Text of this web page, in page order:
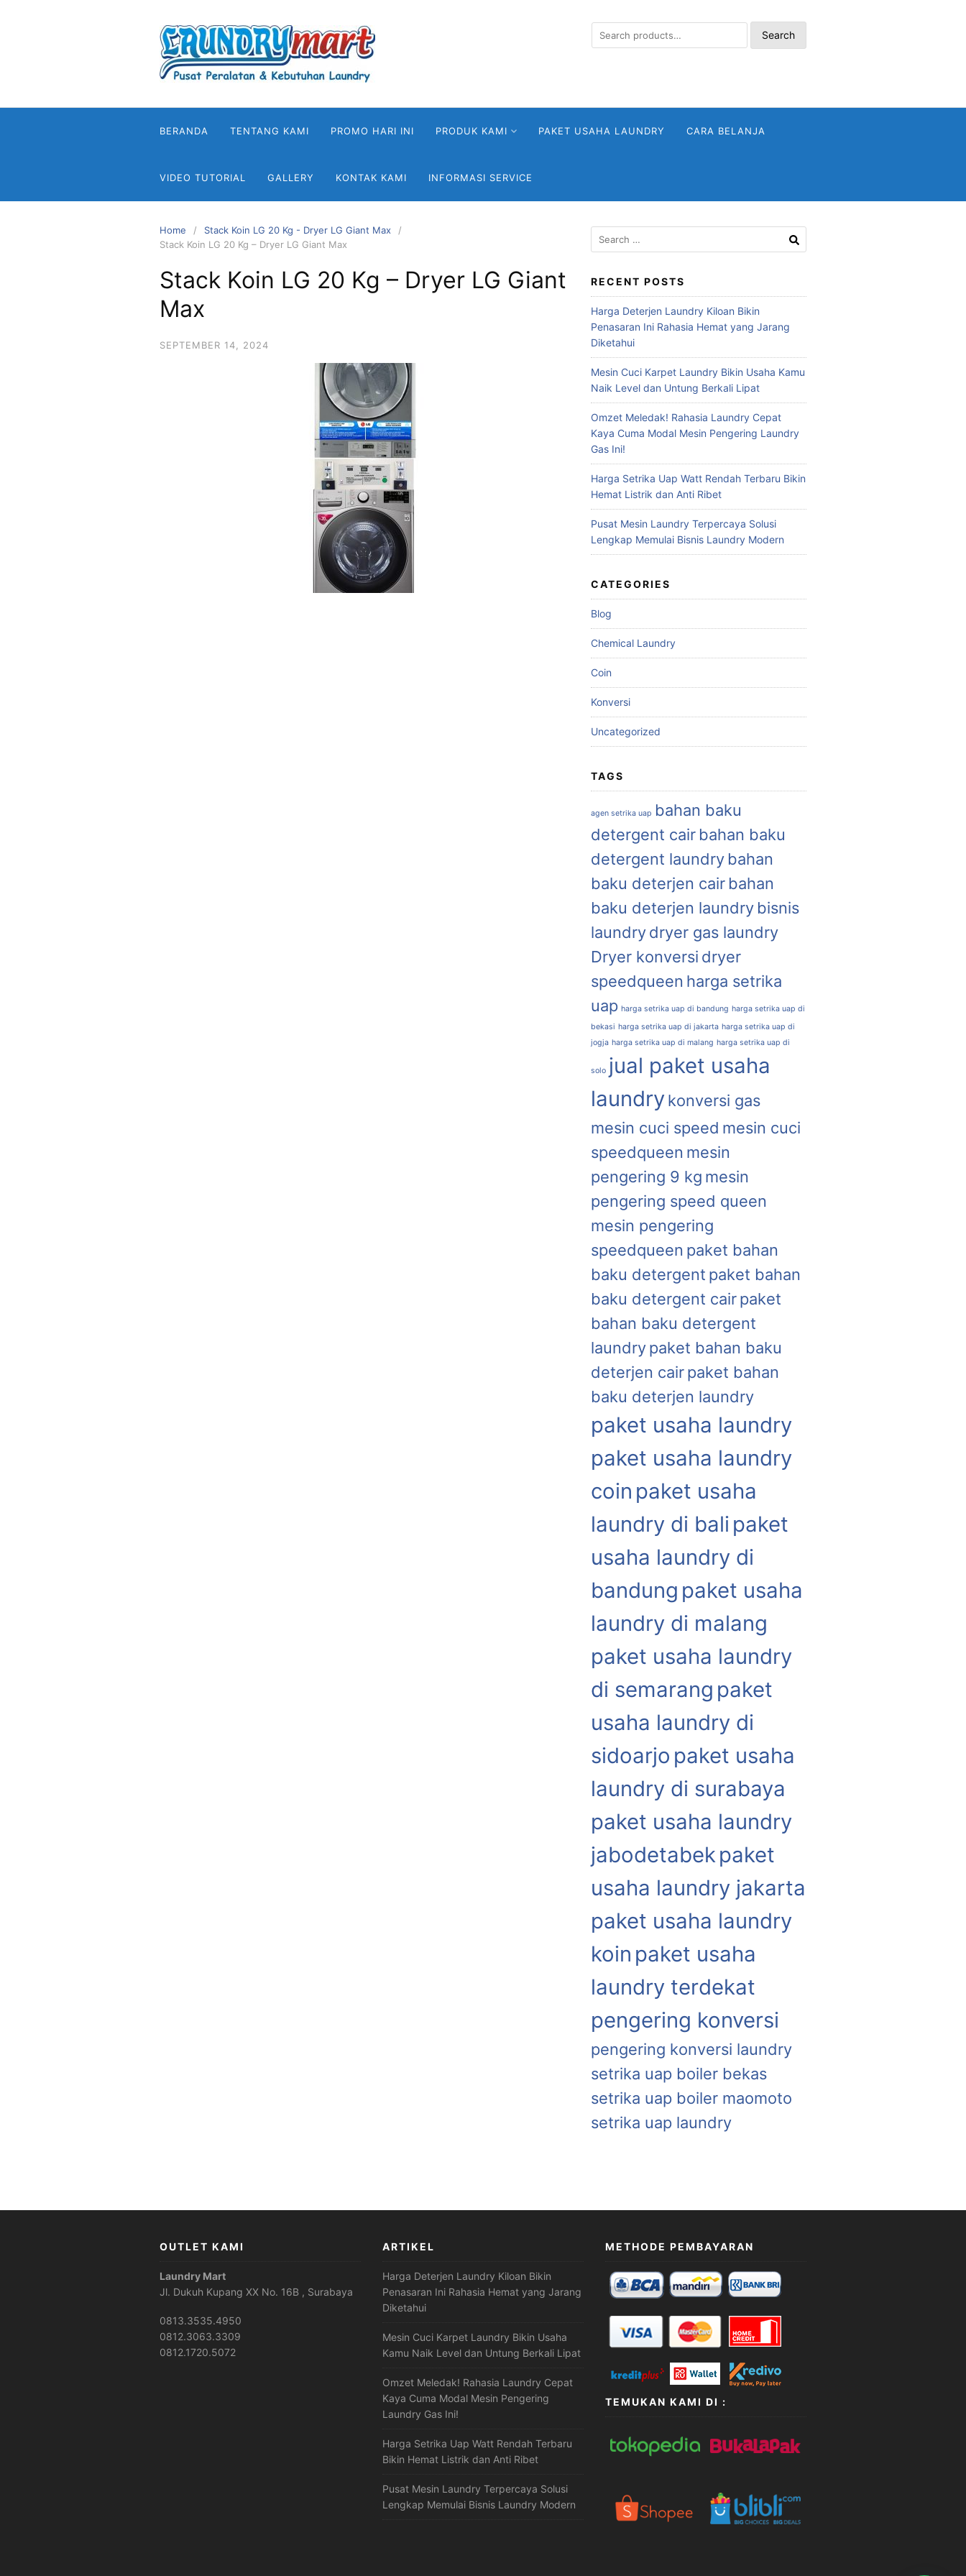
Search
for:
Search
BERANDA TENTANG KAMI PROMO HARI INI PRODUK KAMI PAKET USAHA LAUNDRY CARA BELANJA
VIDEO TUTORIAL GALLERY KONTAK KAMI INFORMASI SERVICE
Home
Stack Koin LG 20 Kg - Dryer LG Giant Max
Stack Koin LG 20 Kg – Dryer LG Giant Max
Stack Koin LG 20 Kg – Dryer LG Giant
Max
SEPTEMBER 14, 2024
Search
for:
RECENT POSTS
Harga Deterjen Laundry Kiloan Bikin
Penasaran Ini Rahasia Hemat yang Jarang
Diketahui
Mesin Cuci Karpet Laundry Bikin Usaha Kamu
Naik Level dan Untung Berkali Lipat
Omzet Meledak! Rahasia Laundry Cepat
Kaya Cuma Modal Mesin Pengering Laundry
Gas Ini!
Harga Setrika Uap Watt Rendah Terbaru Bikin
Hemat Listrik dan Anti Ribet
Pusat Mesin Laundry Terpercaya Solusi
Lengkap Memulai Bisnis Laundry Modern
CATEGORIES
Blog
Chemical Laundry
Coin
Konversi
Uncategorized
TAGS
agen setrika uap bahan baku
detergent cair bahan baku
detergent laundry bahan
baku deterjen cair bahan
baku deterjen laundry bisnis
laundrydryer gas laundry
Dryer konversi dryer
speedqueen harga setrika
uap harga setrika uap di bandung harga setrika uap di
bekasi harga setrika uap di jakarta harga setrika uap di
jogja harga setrika uap di malang harga setrika uap di
solo jual paket usaha
laundrykonversi gas
mesin cuci speed mesin cuci
speedqueen mesin
pengering 9 kg mesin
pengering speed queen
mesin pengering
speedqueen paket bahan
baku detergent paket bahan
baku detergent cairpaket
bahan baku detergent
laundrypaket bahan baku
deterjen cairpaket bahan
baku deterjen laundry
paket usaha laundry
paket usaha laundry
coin paket usaha
laundry di bali paket
usaha laundry di
bandung paket usaha
laundry di malang
paket usaha laundry
di semarang paket
usaha laundry di
sidoarjo paket usaha
laundry di surabaya
paket usaha laundry
jabodetabekpaket
usaha laundry jakarta
paket usaha laundry
koin paket usaha
laundry terdekat
pengering konversi
pengering konversi laundry
setrika uap boiler bekas
setrika uap boiler maomoto
setrika uap laundry
OUTLET KAMI
Laundry Mart
Jl. Dukuh Kupang XX No. 16B , Surabaya
0813.3535.4950
0812.3063.3309
0812.1720.5072
ARTIKEL
Harga Deterjen Laundry Kiloan Bikin
Penasaran Ini Rahasia Hemat yang Jarang
Diketahui
Mesin Cuci Karpet Laundry Bikin Usaha
Kamu Naik Level dan Untung Berkali Lipat
Omzet Meledak! Rahasia Laundry Cepat
Kaya Cuma Modal Mesin Pengering
Laundry Gas Ini!
Harga Setrika Uap Watt Rendah Terbaru
Bikin Hemat Listrik dan Anti Ribet
Pusat Mesin Laundry Terpercaya Solusi
Lengkap Memulai Bisnis Laundry Modern
METHODE PEMBAYARAN
TEMUKAN KAMI DI :